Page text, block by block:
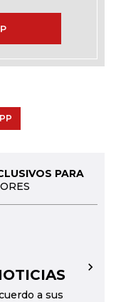
PARA
a sus
→